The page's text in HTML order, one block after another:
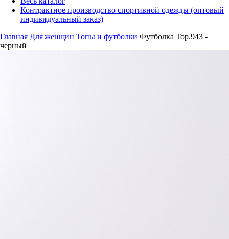
Контрактное производство спортивной одежды (оптовый
индивидуальный заказ)
Главная Для женщин Топы и футболки Футболка Top.943 -
черный